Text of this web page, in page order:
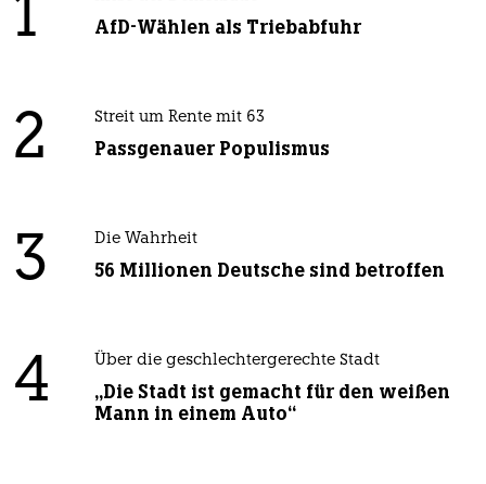
1 AfD-Wählen als Triebabfuhr
2 Streit um Rente mit 63
Passgenauer Populismus
3 Die Wahrheit
56 Millionen Deutsche sind betroffen
4 Über die geschlechtergerechte Stadt
„Die Stadt ist gemacht für den weißen
Mann in einem Auto“